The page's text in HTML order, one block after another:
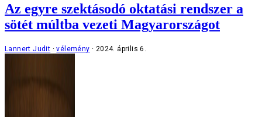
Az egyre szektásodó oktatási rendszer a
sötét múltba vezeti Magyarországot
Lannert Judit vélemény 2024. április 6.